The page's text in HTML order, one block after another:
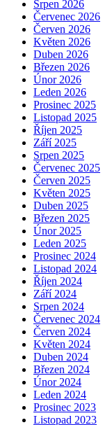
Srpen 2026
Červenec 2026
Červen 2026
Květen 2026
Duben 2026
Březen 2026
Únor 2026
Leden 2026
Prosinec 2025
Listopad 2025
Říjen 2025
Září 2025
Srpen 2025
Červenec 2025
Červen 2025
Květen 2025
Duben 2025
Březen 2025
Únor 2025
Leden 2025
Prosinec 2024
Listopad 2024
Říjen 2024
Září 2024
Srpen 2024
Červenec 2024
Červen 2024
Květen 2024
Duben 2024
Březen 2024
Únor 2024
Leden 2024
Prosinec 2023
Listopad 2023